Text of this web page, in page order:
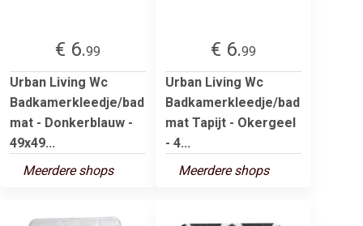
€ 6.99
Urban Living Wc
Badkamerkleedje/bad
mat - Donkerblauw -
49x49...
Meerdere shops
€ 6.99
Urban Living Wc
Badkamerkleedje/bad
mat Tapijt - Okergeel
- 4...
Meerdere shops